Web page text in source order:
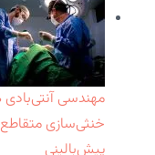
مهندسی
پیش‌بالینی